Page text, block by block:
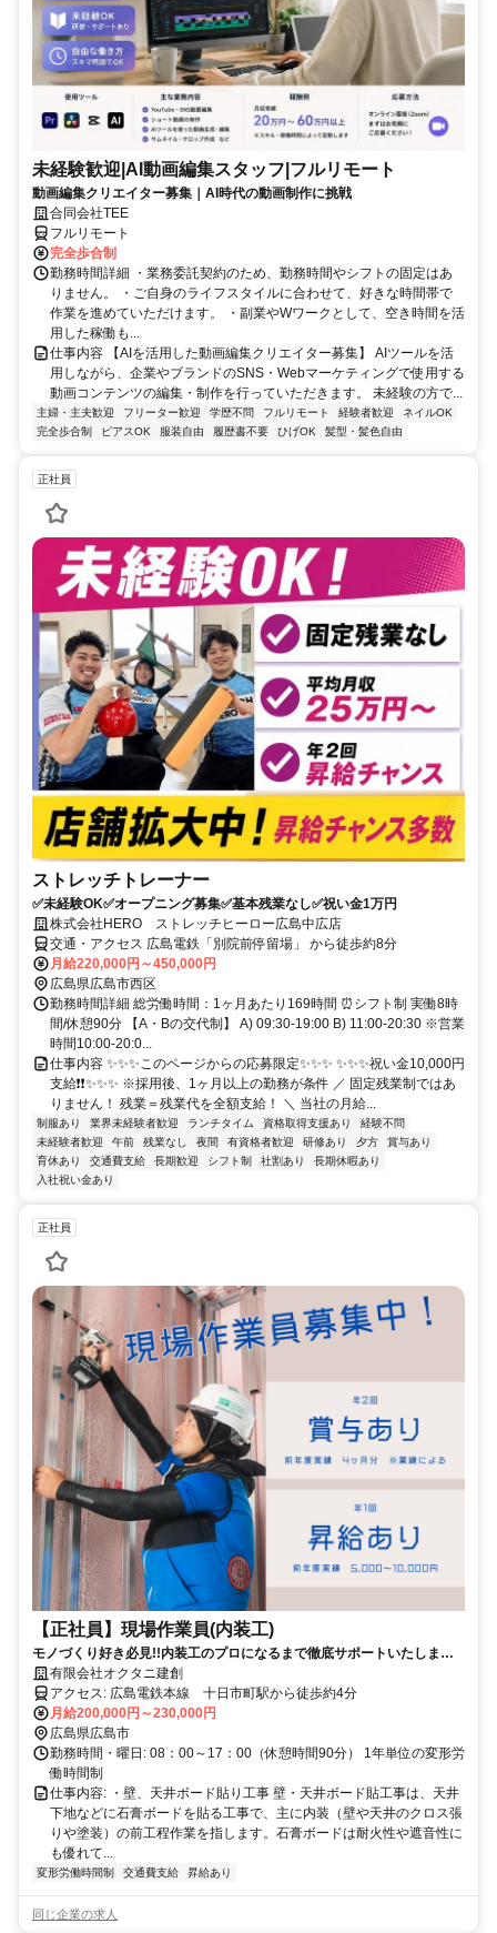
未経験歓迎|AI動画編集スタッフ|フルリモート
動画編集クリエイター募集｜AI時代の動画制作に挑戦
合同会社TEE
フルリモート
完全歩合制
勤務時間詳細 ・業務委託契約のため、勤務時間やシフトの固定はあ
りません。 ・ご自身のライフスタイルに合わせて、好きな時間帯で
作業を進めていただけます。 ・副業やWワークとして、空き時間を活
用した稼働も...
仕事内容 【AIを活用した動画編集クリエイター募集】 AIツールを活
用しながら、企業やブランドのSNS・Webマーケティングで使用する
動画コンテンツの編集・制作を行っていただきます。 未経験の方で...
主婦・主夫歓迎 フリーター歓迎 学歴不問 フルリモート 経験者歓迎
ネイルOK
完全歩合制
ピアスOK 服装自由 履歴書不要 ひげOK 髪型・髪色自由
正社員
ストレッチトレーナー
✅未経験OK✅オープニング募集✅基本残業なし✅祝い金1万円
株式会社HERO ストレッチヒーロー広島中広店
交通・アクセス 広島電鉄「別院前停留場」 から徒歩約8分
月給220,000円～450,000円
広島県広島市西区
勤務時間詳細 総労働時間：1ヶ月あたり169時間 ⏰シフト制 実働8時
間/休憩90分 【A・Bの交代制】 A) 09:30-19:00 B) 11:00-20:30 ※営業
時間10:00-20:0...
仕事内容 ✨✨✨このページからの応募限定✨✨✨ ✨✨✨祝い金10,000円
支給❗❗✨✨✨ ※採用後、1ヶ月以上の勤務が条件 ／ 固定残業制ではあ
りません！ 残業＝残業代を全額支給！ ＼ 当社の月給...
制服あり 業界未経験者歓迎 ランチタイム 資格取得支援あり
経験不問
未経験者歓迎
午前 残業なし 夜間 有資格者歓迎 研修あり 夕方
賞与あり
育休あり
交通費支給 長期歓迎 シフト制 社割あり
長期休暇あり
入社祝い金あり
正社員
【正社員】現場作業員(内装工)
モノづくり好き必見!!内装工のプロになるまで徹底サポートいたしま
す！有限会社オクタニ建創
アクセス: 広島電鉄本線 十日市町駅から徒歩約4分
月給200,000円～230,000円
広島県広島市
勤務時間・曜日: 08：00～17：00（休憩時間90分） 1年単位の変形労
働時間制
仕事内容: ・壁、天井ボード貼り工事 壁・天井ボード貼工事は、天井
下地などに石膏ボードを貼る工事で、主に内装（壁や天井のクロス張
りや塗装）の前工程作業を指します。石膏ボードは耐火性や遮音性に
も優れて...
変形労働時間制 交通費支給 昇給あり
同じ企業の求人